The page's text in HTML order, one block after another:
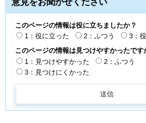
このページの情報は役に立ちましたか？
1：役に立った
2：ふつう
3：
このページの情報は見つけやすかったです
1：見つけやすかった
2：ふつう
3：見つけにくかった